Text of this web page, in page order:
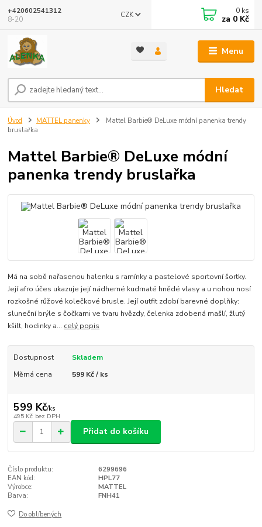
Menu
CZK
Hledat
+420602541312
8-20
0 ks
za 0 Kč
Úvod MATTEL panenky
Mattel Barbie® DeLuxe módní panenka trendy
bruslařka
Mattel Barbie® DeLuxe módní
panenka trendy bruslařka
Má na sobě nařasenou halenku s ramínky a pastelové sportovní šortky.
Její afro účes ukazuje její nádherné kudrnaté hnědé vlasy a u nohou nosí
rozkošné růžové kolečkové brusle. Její outfit zdobí barevné doplňky:
sluneční brýle s čočkami ve tvaru hvězdy, čelenka zdobená mašlí, žlutý
kšilt, hodinky a... celý popis
Dostupnost
Skladem
Měrná cena
599 Kč / ks
599 Kč/ks
495 Kč bez DPH
Přidat do košíku
Číslo produktu:
6299696
EAN kód:
HPL77
Výrobce:
MATTEL
Barva:
FNH41
Do oblíbených